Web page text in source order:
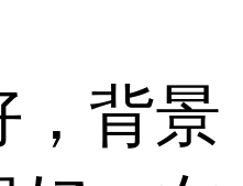
，背景